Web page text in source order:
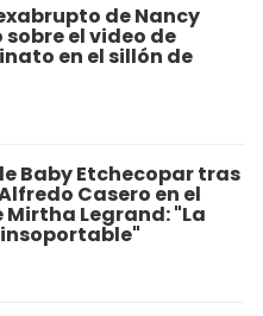
de Nancy
sobre el video de
en el sillón de
Baby Etchecopar tras
Casero en el
Legrand: "La